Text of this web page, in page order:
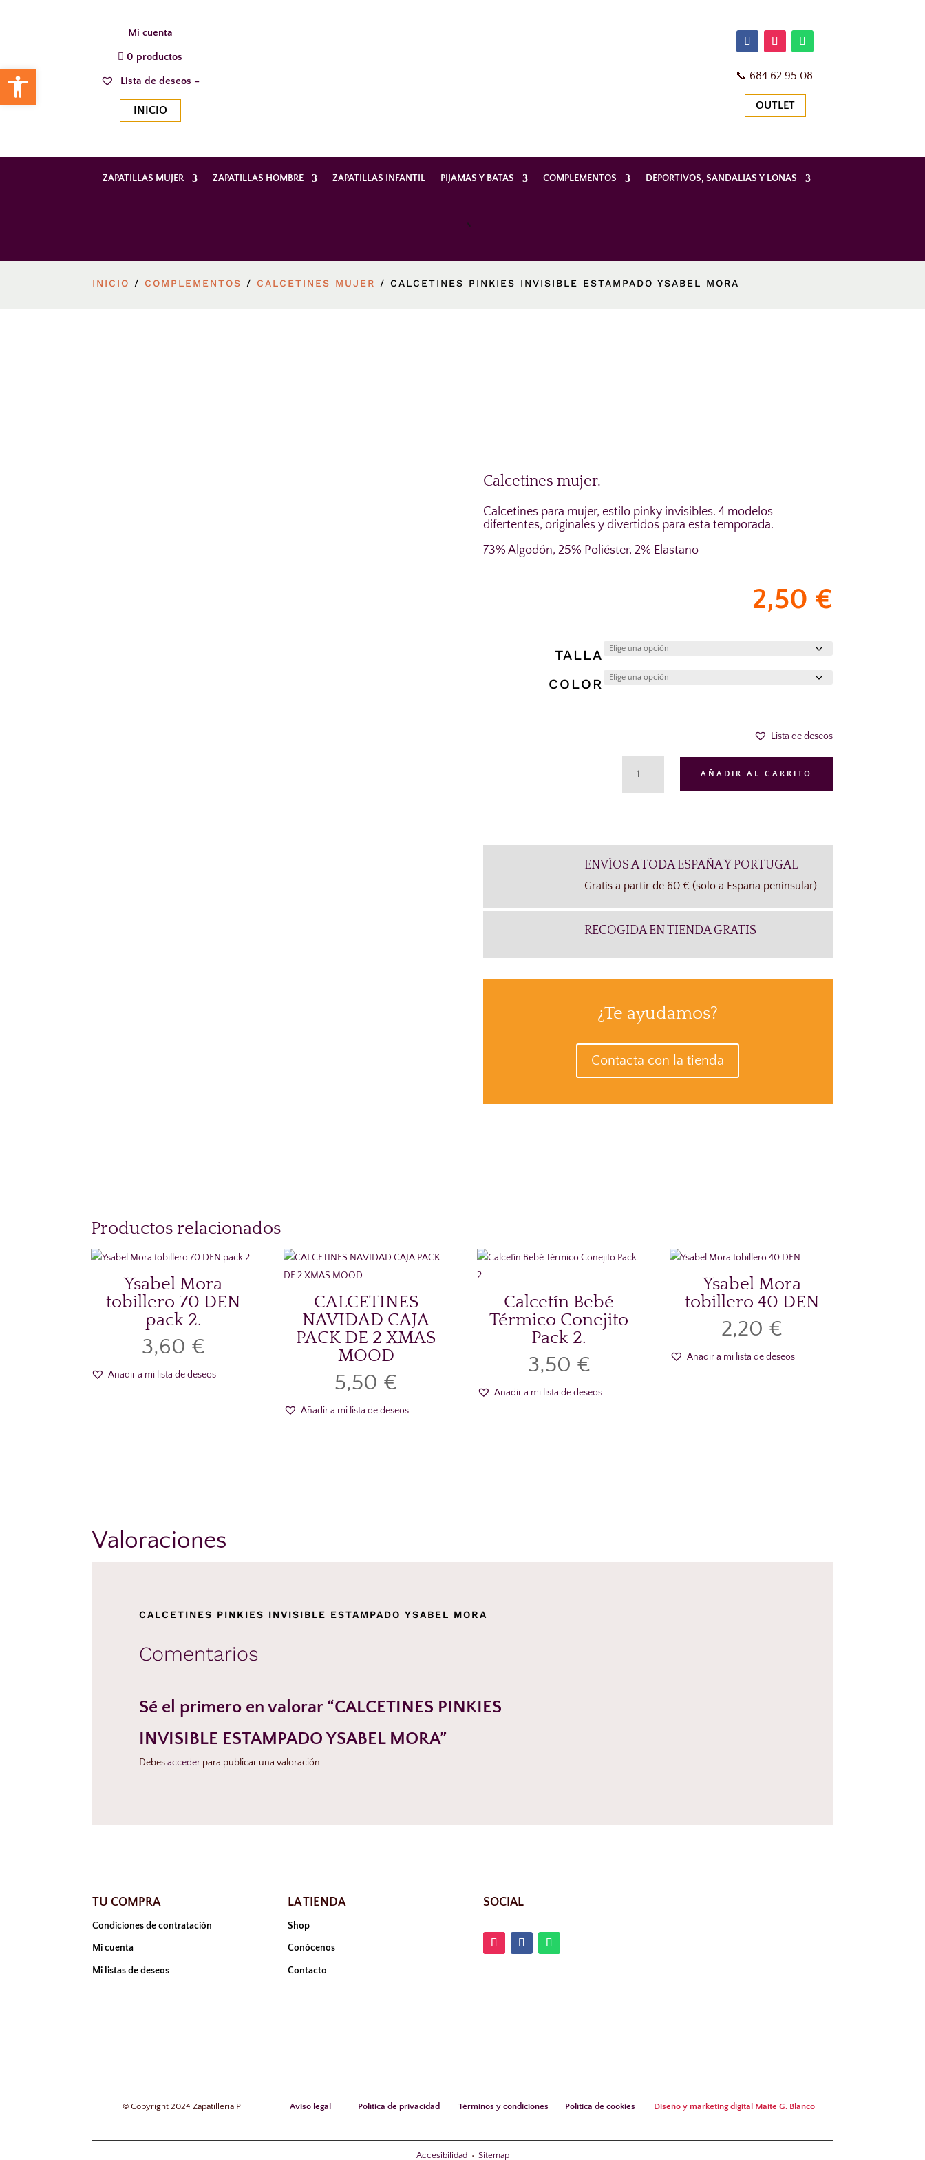
Mi cuenta
0 productos
Lista de deseos –
INICIO
📞 684 62 95 08
OUTLET
ZAPATILLAS MUJER ZAPATILLAS HOMBRE ZAPATILLAS INFANTIL PIJAMAS Y BATAS COMPLEMENTOS DEPORTIVOS, SANDALIAS Y LONAS
INICIO / COMPLEMENTOS / CALCETINES MUJER / CALCETINES PINKIES INVISIBLE ESTAMPADO YSABEL MORA
Calcetines mujer.
Calcetines para mujer, estilo pinky invisibles. 4 modelos
difertentes, originales y divertidos para esta temporada.
73% Algodón, 25% Poliéster, 2% Elastano
2,50 €
TALLA
COLOR
Lista de deseos
PINKIES
INVISIBLE
MORA
CANTIDAD
AÑADIR AL CARRITO
ENVÍOS A TODA ESPAÑA Y PORTUGAL
Gratis a partir de 60 € (solo a España peninsular)
RECOGIDA EN TIENDA GRATIS
¿Te ayudamos?
Contacta con la tienda
Productos relacionados
Ysabel Mora
tobillero 70 DEN
pack 2.
3,60 €
Añadir a mi lista de deseos
CALCETINES
NAVIDAD CAJA
PACK DE 2 XMAS
MOOD
5,50 €
Añadir a mi lista de deseos
Calcetín Bebé
Térmico Conejito
Pack 2.
3,50 €
Añadir a mi lista de deseos
Ysabel Mora
tobillero 40 DEN
2,20 €
Añadir a mi lista de deseos
Valoraciones
CALCETINES PINKIES INVISIBLE ESTAMPADO YSABEL MORA
Comentarios
Sé el primero en valorar “CALCETINES PINKIES
INVISIBLE ESTAMPADO YSABEL MORA”
Debesaccederpara publicar una valoración.
TU COMPRA
Condiciones de contratación
Mi cuenta
Mi listas de deseos
LA TIENDA
Shop
Conócenos
Contacto
SOCIAL
© Copyright 2024 Zapatillería Pili Aviso legal Política de privacidad Términos y condiciones Política de cookies Diseño y marketing digital Maite G. Blanco
Accesibilidad• Sitemap
Abrir barra de herramientas